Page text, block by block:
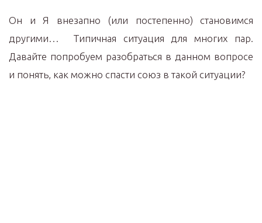
Он и Я внезапно (или постепенно) становимся
другими… Типичная ситуация для многих пар.
Давайте попробуем разобраться в данном вопросе
и понять, как можно спасти союз в такой ситуации?